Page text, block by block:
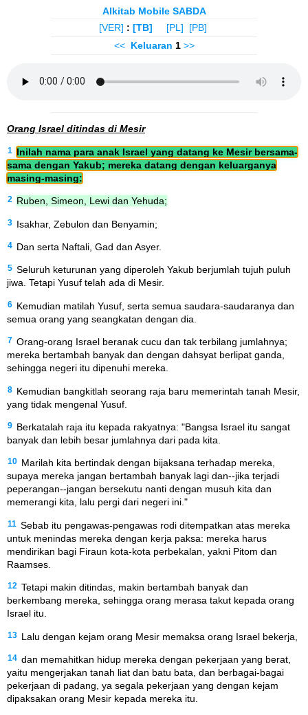
Alkitab Mobile SABDA
[VER] : [TB] [PL]
[PB]
<< Keluaran 1 >>
Orang Israel ditindas di Mesir
1
Inilah nama para anak Israel yang datang ke Mesir bersama-
sama dengan Yakub; mereka datang dengan keluarganya
masing-masing:
2 Ruben, Simeon, Lewi dan Yehuda;
3 Isakhar, Zebulon dan Benyamin;
4 Dan serta Naftali, Gad dan Asyer.
5 Seluruh keturunan yang diperoleh Yakub berjumlah tujuh puluh
jiwa. Tetapi Yusuf telah ada di Mesir.
6 Kemudian matilah Yusuf, serta semua saudara-saudaranya dan
semua orang yang seangkatan dengan dia.
7 Orang-orang Israel beranak cucu dan tak terbilang jumlahnya;
mereka bertambah banyak dan dengan dahsyat berlipat ganda,
sehingga negeri itu dipenuhi mereka.
8 Kemudian bangkitlah seorang raja baru memerintah tanah Mesir,
yang tidak mengenal Yusuf.
9 Berkatalah raja itu kepada rakyatnya: "Bangsa Israel itu sangat
banyak dan lebih besar jumlahnya dari pada kita.
10 Marilah kita bertindak dengan bijaksana terhadap mereka,
supaya mereka jangan bertambah banyak lagi dan--jika terjadi
peperangan--jangan bersekutu nanti dengan musuh kita dan
memerangi kita, lalu pergi dari negeri ini."
11 Sebab itu pengawas-pengawas rodi ditempatkan atas mereka
untuk menindas mereka dengan kerja paksa: mereka harus
mendirikan bagi Firaun kota-kota perbekalan, yakni Pitom dan
Raamses.
12 Tetapi makin ditindas, makin bertambah banyak dan
berkembang mereka, sehingga orang merasa takut kepada orang
Israel itu.
13 Lalu dengan kejam orang Mesir memaksa orang Israel bekerja,
14 dan memahitkan hidup mereka dengan pekerjaan yang berat,
yaitu mengerjakan tanah liat dan batu bata, dan berbagai-bagai
pekerjaan di padang, ya segala pekerjaan yang dengan kejam
dipaksakan orang Mesir kepada mereka itu.